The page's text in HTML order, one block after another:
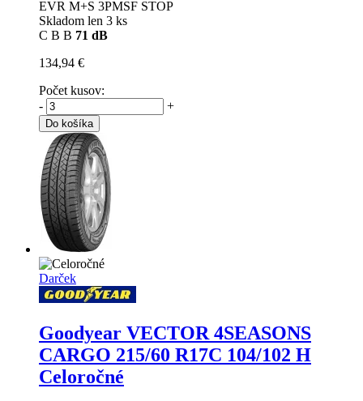
EVR M+S 3PMSF STOP
Skladom len 3 ks
C B B 71 dB
134,94 €
Počet kusov:
-
+
Do košíka
Darček
Goodyear VECTOR 4SEASONS
CARGO 215/60 R17C 104/102 H
Celoročné